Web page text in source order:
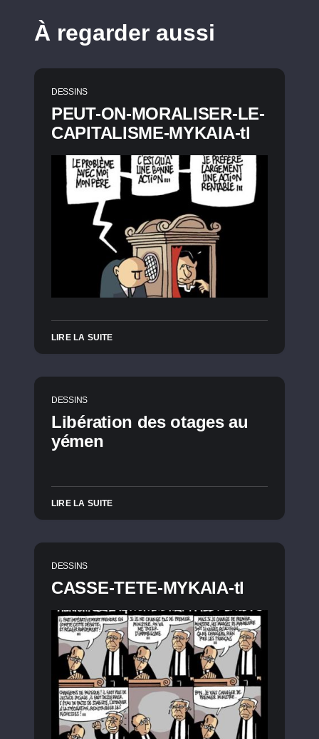
À regarder aussi
DESSINS
PEUT-ON-MORALISER-LE-
CAPITALISME-MYKAIA-tl
LIRE LA SUITE
DESSINS
Libération des otages au
yémen
LIRE LA SUITE
DESSINS
CASSE-TETE-MYKAIA-tl